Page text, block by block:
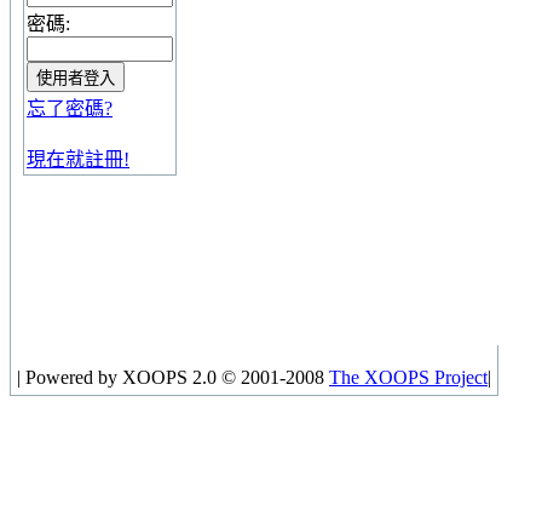
密碼:
忘了密碼?
現在就註冊!
| Powered by XOOPS 2.0 © 2001-2008 The XOOPS Project|